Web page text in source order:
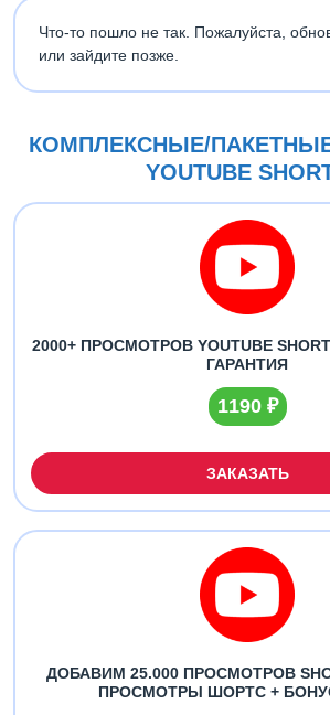
Что-то пошло не так. Пожалуйста,
или зайдите позже.
КОМПЛЕКСНЫЕ/
YOUTUBE
2000+ ПРОСМОТРОВ YOUTUBE
ГАРАНТИЯ
1190 ₽
ЗАКАЗАТЬ
ДОБАВИМ 25.000 ПРОСМОТРОВ
ПРОСМОТРЫ ШОРТС +